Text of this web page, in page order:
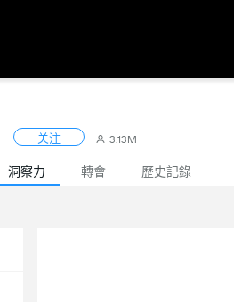
关注 3.13M
洞察力 轉會 歷史記錄